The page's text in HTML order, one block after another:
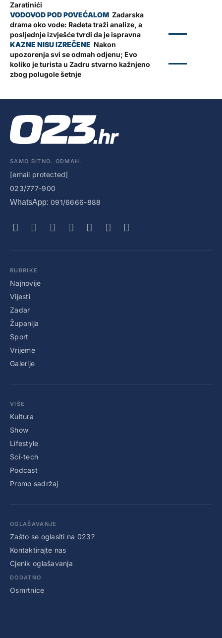
Zaratinići
Zadarska
drama oko vode: Radeta traži analize, a
posljednje izvješće tvrdi da je ispravna
Nakon
upozorenja svi se odmah odjenu; Evo
koliko je turista u Zadru stvarno kažnjeno
zbog polugole šetnje
SAMO BITNO. ODMAH.
[email protected]
023/777-900
WhatsApp: 091/6666-888
RUBRIKE
Najnovije
Vijesti
Zadar
Županija
Sport
Vrijeme
Galerije
VIŠE
Kultura
Show
Lifestyle
Sci-tech
Podcast
Promo sadržaj
OGLAŠAVANJE
Zašto se oglasiti na 023?
Kontaktirajte nas
Cjenik oglašavanja
DODATNO
Osmrtnice